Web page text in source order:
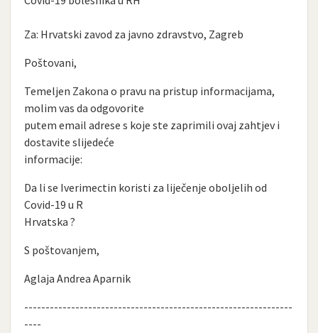
Za: Hrvatski zavod za javno zdravstvo, Zagreb
Poštovani,
Temeljen Zakona o pravu na pristup informacijama,
molim vas da odgovorite
putem email adrese s koje ste zaprimili ovaj zahtjev i
dostavite slijedeće
informacije:
Da li se Iverimectin koristi za liječenje oboljelih od
Covid-19 u R
Hrvatska ?
S poštovanjem,
Aglaja Andrea Aparnik
---------------------------------------------------------------
----